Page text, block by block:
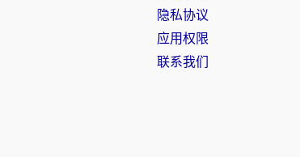
隐私协议
应用权限
联系我们